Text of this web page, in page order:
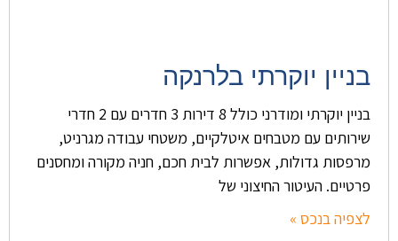
בניין יוקרתי בלרנקה
בניין יוקרתי ומודרני כולל 8 דירות 3 חדרים עם 2 חדרי
שירותים עם מטבחים איטלקיים, משטחי עבודה מגרניט,
מרפסות גדולות, אפשרות לבית חכם, חניה מקורה ומחסנים
פרטיים. העיטור החיצוני של
לצפיה בנכס »